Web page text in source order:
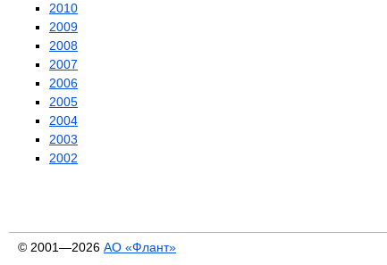
2010
2009
2008
2007
2006
2005
2004
2003
2002
© 2001—2026 АО «Флант»